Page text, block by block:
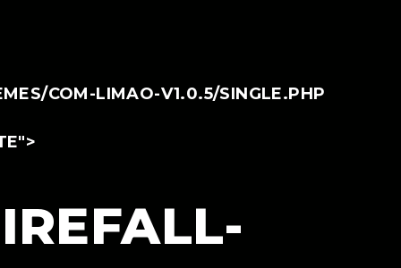
COM-LIMAO-V1.0.5/SINGLE.PHP